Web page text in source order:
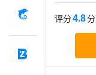
评分4.8分